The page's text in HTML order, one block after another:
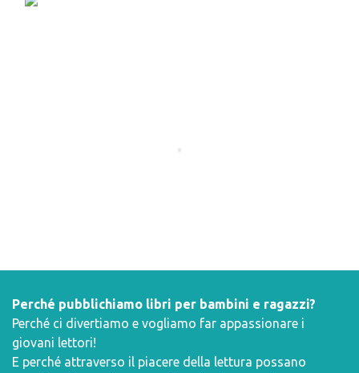
Perché pubblichiamo libri per bambini e ragazzi?
Perché ci divertiamo e vogliamo far appassionare i
giovani lettori!
E perché attraverso il piacere della lettura possano